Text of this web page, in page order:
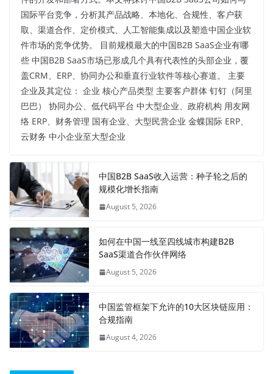
国际平台竞争，分析其产品战略、本地化、合规性、客户获
取、渠道合作、定价模式、人工智能集成以及塑造中国企业软
件市场的竞争优势。 目前规模最大的中国B2B SaaS企业有哪
些 中国B2B SaaS市场已形成几个具有代表性的头部企业，覆
盖CRM、ERP、协同办公和垂直行业软件等核心赛道。 主要
企业及其定位： 企业 核心产品类型 主要客户群体 钉钉（阿里
巴巴） 协同办公、低代码平台 中大型企业、政府机构 用友网
络 ERP、财务管理 国有企业、大型民营企业 金蝶国际 ERP、
云财务 中小企业至大型企业
中国B2B SaaS收入运营：种子轮之后的
规模化增长指南
August 5, 2026
如何在中国一线至四线城市构建B2B
SaaS渠道合作伙伴网络
August 5, 2026
中国监管框架下允许的10大区块链应用：
合规指南
August 4, 2026